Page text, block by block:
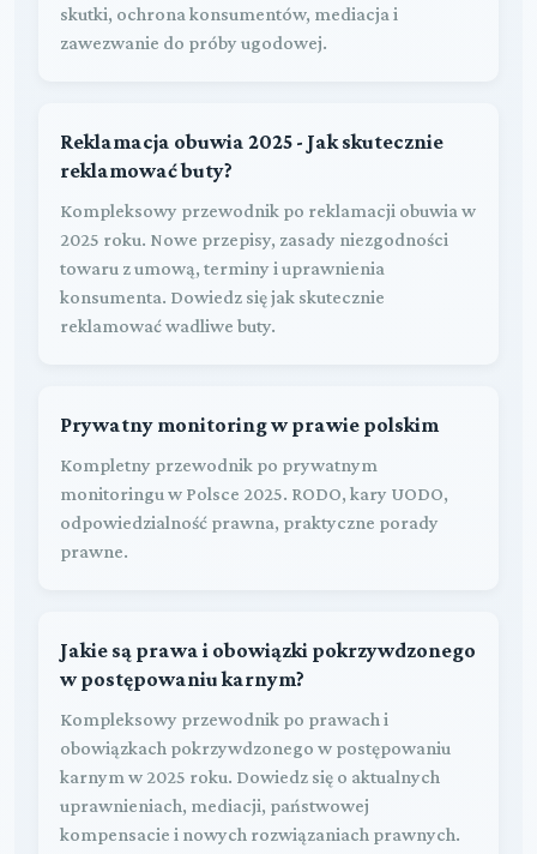
skutki, ochrona konsumentów, mediacja i
zawezwanie do próby ugodowej.
Reklamacja obuwia 2025 - Jak skutecznie
reklamować buty?
Kompleksowy przewodnik po reklamacji obuwia w
2025 roku. Nowe przepisy, zasady niezgodności
towaru z umową, terminy i uprawnienia
konsumenta. Dowiedz się jak skutecznie
reklamować wadliwe buty.
Prywatny monitoring w prawie polskim
Kompletny przewodnik po prywatnym
monitoringu w Polsce 2025. RODO, kary UODO,
odpowiedzialność prawna, praktyczne porady
prawne.
Jakie są prawa i obowiązki pokrzywdzonego
w postępowaniu karnym?
Kompleksowy przewodnik po prawach i
obowiązkach pokrzywdzonego w postępowaniu
karnym w 2025 roku. Dowiedz się o aktualnych
uprawnieniach, mediacji, państwowej
kompensacie i nowych rozwiązaniach prawnych.